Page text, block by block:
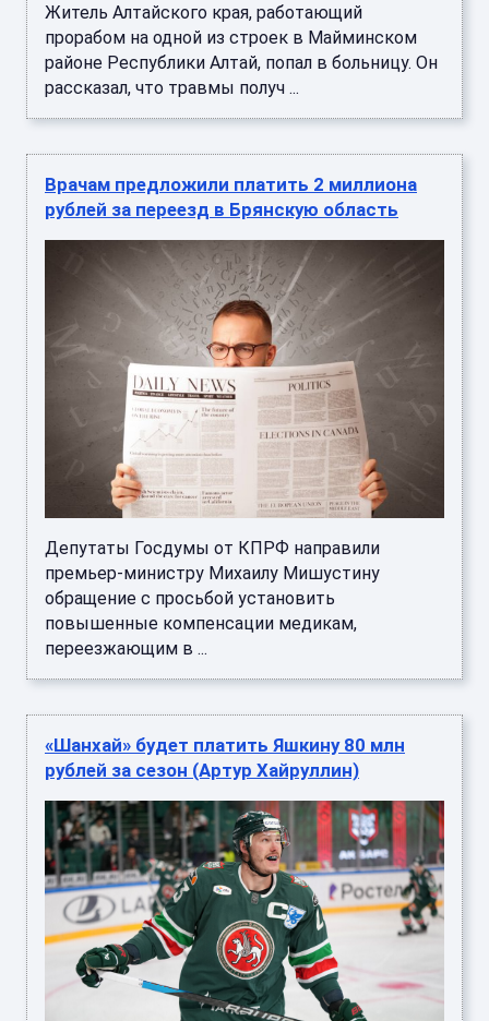
Житель Алтайского края, работающий
прорабом на одной из строек в Майминском
районе Республики Алтай, попал в больницу. Он
рассказал, что травмы получ ...
Врачам предложили платить 2 миллиона
рублей за переезд в Брянскую область
Депутаты Госдумы от КПРФ направили
премьер-министру Михаилу Мишустину
обращение с просьбой установить
повышенные компенсации медикам,
переезжающим в ...
«Шанхай» будет платить Яшкину 80 млн
рублей за сезон (Артур Хайруллин)